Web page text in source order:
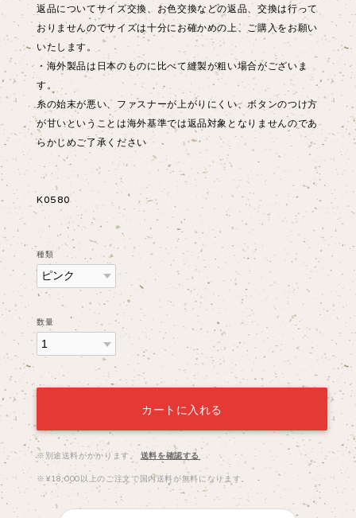
返品についてサイズ交換、お色交換などの返品、交換は行って
おりませんのでサイズは十分にお確かめの上、ご購入をお願い
いたします。
・海外製品は日本のものに比べて縫製が粗い場合がございま
す。
糸の始末が悪い、ファスナーが上がりにくい、ボタンのつけ方
が甘いということは海外基準では返品対象となりませんのであ
らかじめご了承ください
K0580
種類
数量
カートに入れる
※別途送料がかかります。 送料を確認する
※¥18,000以上のご注文で国内送料が無料になります。